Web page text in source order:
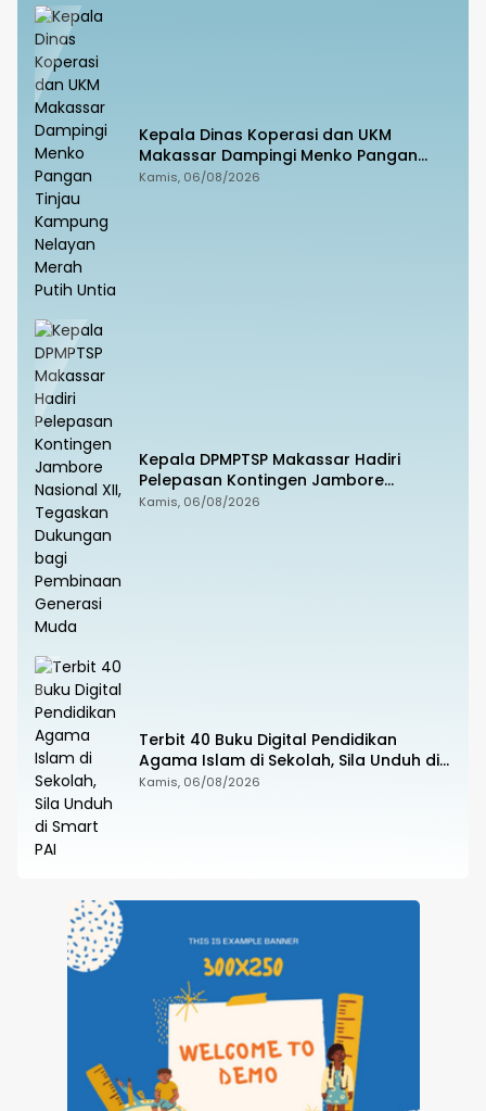
Kepala Dinas Koperasi dan UKM
Makassar Dampingi Menko Pangan
Tinjau Kampung Nelayan Merah Putih
Kamis, 06/08/2026
Kepala DPMPTSP Makassar Hadiri
Pelepasan Kontingen Jambore
Nasional XII, Tegaskan Dukungan bagi
Kamis, 06/08/2026
Terbit 40 Buku Digital Pendidikan
Agama Islam di Sekolah, Sila Unduh di
Smart PAI
Kamis, 06/08/2026